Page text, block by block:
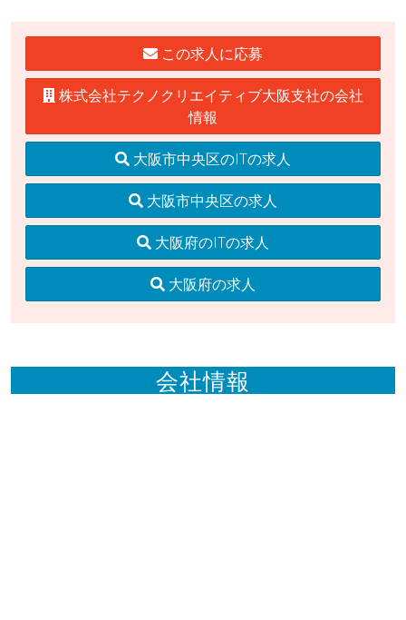
この求人に応募
株式会社テクノクリエイティブ大阪支社の会社
情報
大阪市中央区のITの求人
大阪市中央区の求人
大阪府のITの求人
大阪府の求人
会社情報